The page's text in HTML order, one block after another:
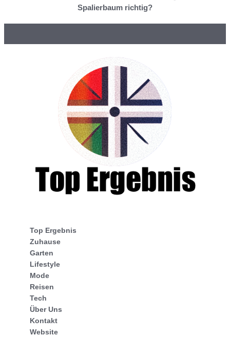
Spalierbaum richtig?
Top Ergebnis
Zuhause
Garten
Lifestyle
Mode
Reisen
Tech
Über Uns
Kontakt
Website